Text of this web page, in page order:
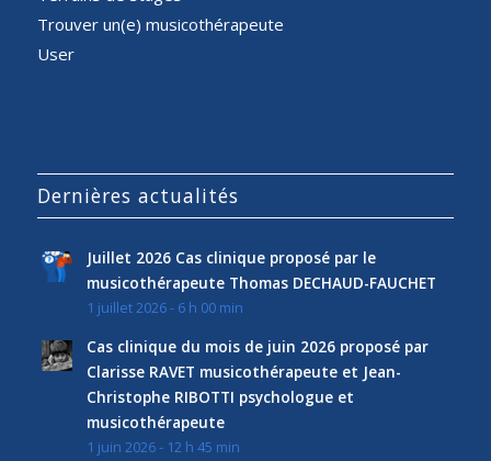
Trouver un(e) musicothérapeute
User
Dernières actualités
Juillet 2026 Cas clinique proposé par le
musicothérapeute Thomas DECHAUD-FAUCHET
1 juillet 2026 - 6 h 00 min
Cas clinique du mois de juin 2026 proposé par
Clarisse RAVET musicothérapeute et Jean-
Christophe RIBOTTI psychologue et
musicothérapeute
1 juin 2026 - 12 h 45 min